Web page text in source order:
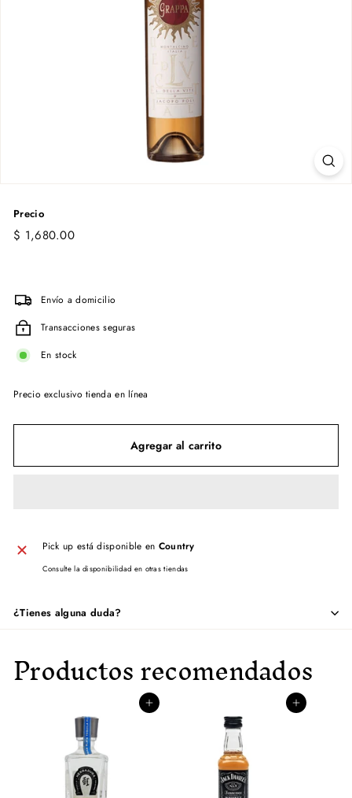
Precio
Precio
habitual
$ 1,680.00$
Envío a domicilio
Transacciones seguras
En stock
Precio exclusivo tienda en línea
Agregar al carrito
Pick up está disponible en Country
Consulte la disponibilidad en otras tiendas
¿Tienes alguna duda?
Productos recomendados
Agregar al carrito Agregar al carrito